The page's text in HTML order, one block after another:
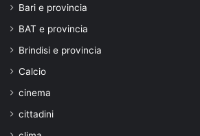
Bari e provincia
BAT e provincia
Brindisi e provincia
Calcio
cinema
cittadini